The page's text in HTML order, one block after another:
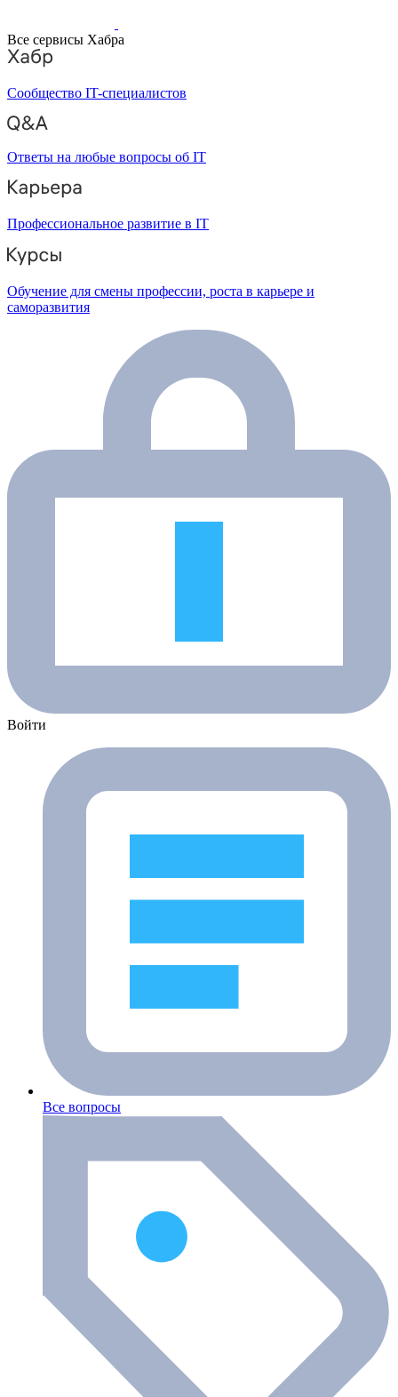
Все сервисы Хабра
Сообщество IT-специалистов
Ответы на любые вопросы об IT
Профессиональное развитие в IT
Обучение для смены профессии, роста в карьере и
саморазвития
Войти
Все вопросы